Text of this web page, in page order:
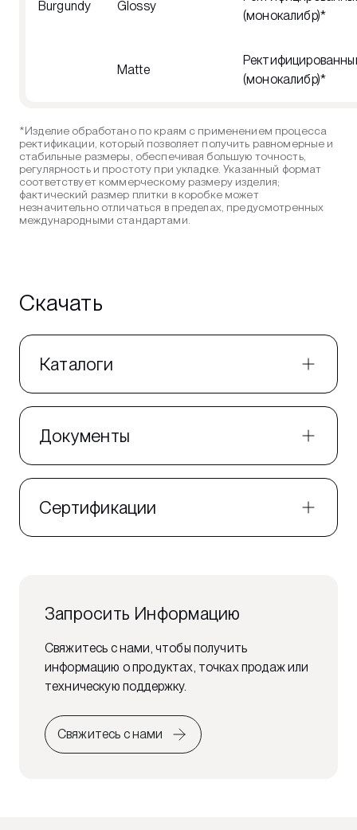
Burgundy Glossy
(монокалибр)*
Matte
(монокалибр)*
*Изделие обработано по краям с применением процесса
ректификации, который позволяет получить равномерные и
стабильные размеры, обеспечивая большую точность,
регулярность и простоту при укладке. Указанный формат
соответствует коммерческому размеру изделия;
фактический размер плитки в коробке может
незначительно отличаться в пределах, предусмотренных
международными стандартами.
Скачать
Каталоги
Документы
Сертификации
Запросить Информацию
Свяжитесь с нами, чтобы получить
информацию о продуктах, точках продаж или
техническую поддержку.
Свяжитесь с нами